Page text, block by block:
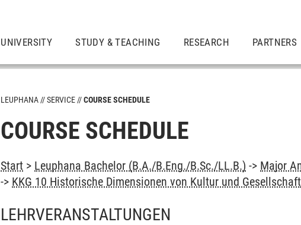
UNIVERSITY STUDY & TEACHING RESEARCH PARTNERS
LEUPHANA SERVICE COURSE SCHEDULE
COURSE SCHEDULE
Start > Leuphana Bachelor (B.A./B.Eng./B.Sc./LL.B.) -> Major
-> KKG 10 Historische Dimensionen von Kultur und Gesellschaft
LEHRVERANSTALTUNGEN